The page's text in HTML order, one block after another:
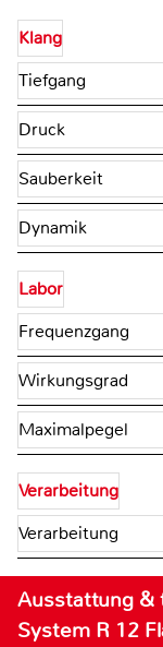
Klang
Tiefgang
Druck
Sauberkeit
Dynamik
Labor
Frequenzgang
Wirkungsgrad
Maximalpegel
Verarbeitung
Verarbeitung
Ausstattung &
System R 12